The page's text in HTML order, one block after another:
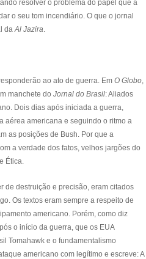
resolver o problema do papel que a
o seu tom incendiário. O que o jornal
daAl Jazira.
ao ato de guerra. Em O Globo,
manchete do Jornal do Brasil: Aliados
Dois dias após iniciada a guerra,
aérea americana e seguindo o ritmo a
as posições de Bush. Por que a
a verdade dos fatos, velhos jargões do
Ética.
de destruição e precisão, eram citados
Os textos eram sempre a respeito de
americano. Porém, como diz
o início da guerra, que os EUA
Tomahawk e o fundamentalismo
americano com legítimo e escreve: A